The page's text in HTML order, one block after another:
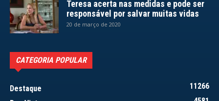
Teresa acerta nas medidas e pode ser
responsável por salvar muitas vidas
20 de março de 2020
CATEGORIA POPULAR
Destaque
11266